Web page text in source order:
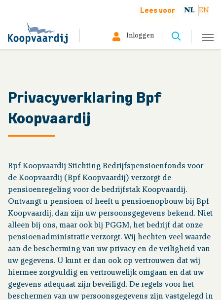
Lees voor NL EN
Gepensioneerd
Over ons
Inloggen
Uw situatie
Over pensioen
Downloads
Privacyverklaring Bpf
Koopvaardij
Bpf Koopvaardij Stichting Bedrijfspensioenfonds voor
de Koopvaardij (Bpf Koopvaardij) verzorgt de
pensioenregeling voor de bedrijfstak Koopvaardij.
Ontvangt u pensioen of heeft u pensioenopbouw bij Bpf
Koopvaardij, dan zijn uw persoonsgegevens bekend. Niet
alleen bij ons, maar ook bij PGGM, het bedrijf dat onze
pensioenadministratie verzorgt. Wij hechten veel waarde
aan de bescherming van uw privacy en de veiligheid van
uw gegevens. U kunt er dan ook op vertrouwen dat wij
hiermee zorgvuldig en vertrouwelijk omgaan en dat uw
gegevens adequaat zijn beveiligd. De regels voor het
beschermen van uw persoonsgegevens zijn vastgelegd in